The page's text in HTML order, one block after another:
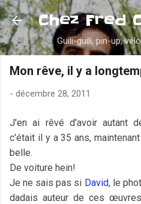
Accéder au
Chez Fred
Guili-guili, pin-up,
Mon rêve, il y a
- décembre 28, 2011
J'en ai rêvé d'avoir autant
c'était il y a 35 ans,
belle.
De voiture hein!
Je ne sais pas si David, le
dadais auteur de ces